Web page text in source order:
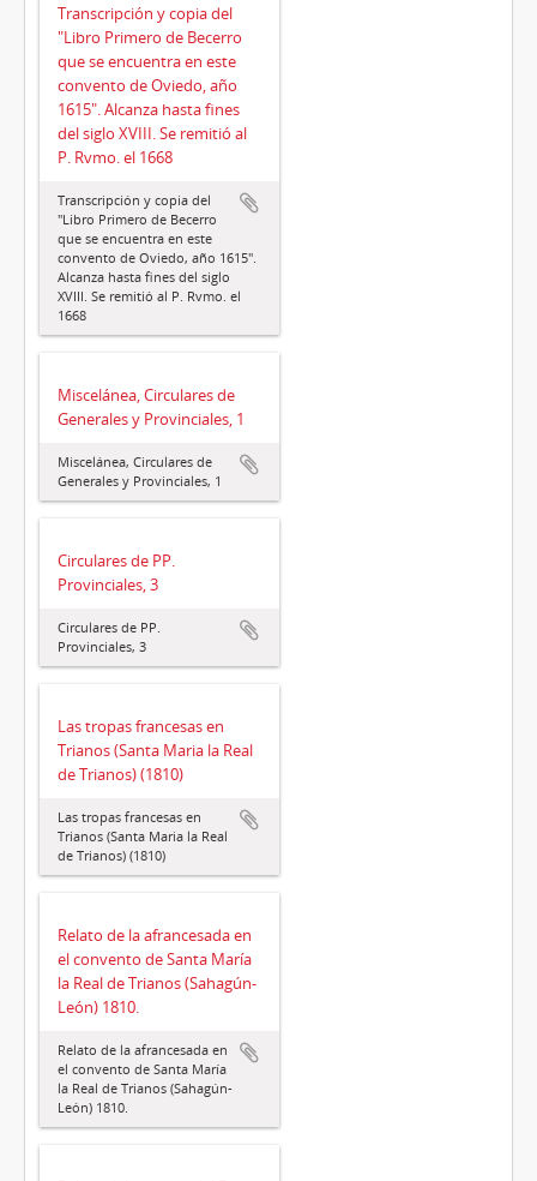
Transcripción y copia del
"Libro Primero de Becerro
que se encuentra en este
convento de Oviedo, año
1615". Alcanza hasta fines
del siglo XVIII. Se remitió al
P. Rvmo. el 1668
Transcripción y copia del
"Libro Primero de Becerro
que se encuentra en este
convento de Oviedo, año 1615".
Alcanza hasta fines del siglo
XVIII. Se remitió al P. Rvmo. el
1668
Miscelánea, Circulares de
Generales y Provinciales, 1
Miscelánea, Circulares de
Generales y Provinciales, 1
Circulares de PP.
Provinciales, 3
Circulares de PP.
Provinciales, 3
Las tropas francesas en
Trianos (Santa Maria la Real
de Trianos) (1810)
Las tropas francesas en
Trianos (Santa Maria la Real
de Trianos) (1810)
Relato de la afrancesada en
el convento de Santa María
la Real de Trianos (Sahagún-
León) 1810.
Relato de la afrancesada en
el convento de Santa María
la Real de Trianos (Sahagún-
León) 1810.